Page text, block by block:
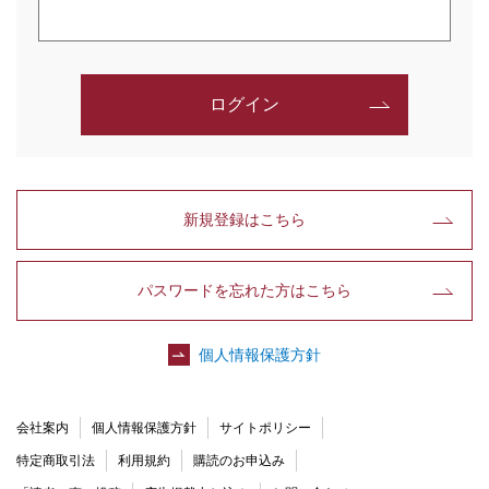
ログイン
新規登録はこちら
パスワードを忘れた方はこちら
個人情報保護方針
会社案内 個人情報保護方針 サイトポリシー
特定商取引法 利用規約 購読のお申込み